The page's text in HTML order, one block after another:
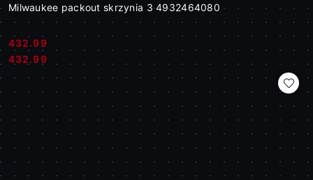
Milwaukee packout skrzynia 3 4932464080
Cena:
432.99
Cena:
432.99